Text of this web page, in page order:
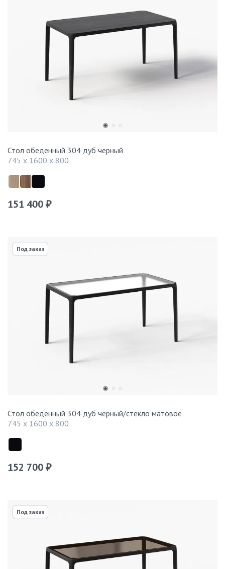
Стол обеденный 304 дуб черный
745 x 1600 x 800
151 400 ₽
Под заказ
Стол обеденный 304 дуб черный/стекло матовое
745 x 1600 x 800
152 700 ₽
Под заказ